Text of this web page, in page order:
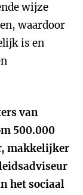
wijze
waardoor
is en
van
500.000
makkelijker
het sociaal